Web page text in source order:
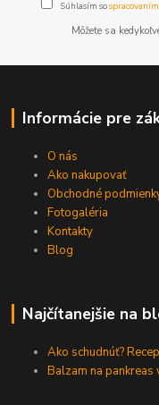
Súhlasím so
Môžete sa
Informácie pre
O nás
Ako nakupovať
Obchodné
Fotogaléria
Kontakty
Blog
Najčítanejšie na
Ako schudnúť?
Balzam na